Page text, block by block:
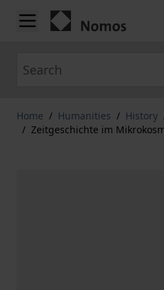
Skip to Content
Home / Humanities / History
/ Zeitgeschichte im